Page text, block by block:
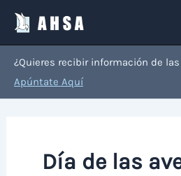
contenido
¿Quieres recibir información de
Apúntate Aquí
Día de las